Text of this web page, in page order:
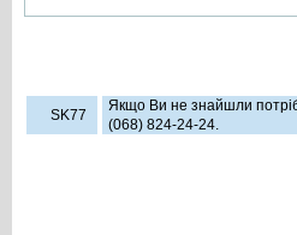
SK77
Якщо Ви не знайшли
(068) 824-24-24.